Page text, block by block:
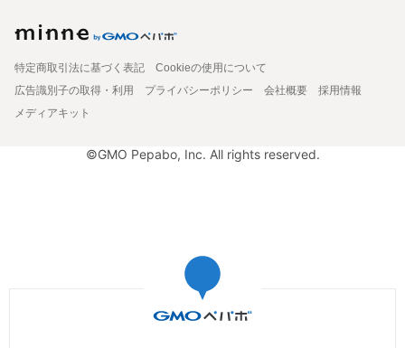
特定商取引法に基づく表記
Cookieの使用について
広告識別子の取得・利用
プライバシーポリシー 会社概要
採用情報
メディアキット
©GMO Pepabo, Inc. All rights reserved.